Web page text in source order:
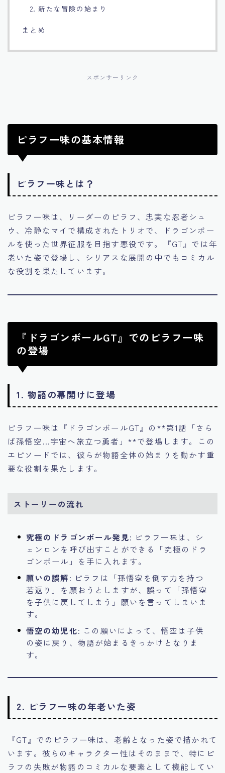
2. 新たな冒険の始まり
まとめ
スポンサーリンク
ピラフ一味の基本情報
ピラフ一味とは？
ピラフ一味は、リーダーのピラフ、忠実な忍者シュ
ウ、冷静なマイで構成されたトリオで、ドラゴンボー
ルを使った世界征服を目指す悪役です。『GT』では年
老いた姿で登場し、シリアスな展開の中でもコミカル
な役割を果たしています。
『ドラゴンボールGT』でのピラフ一味
の登場
1. 物語の幕開けに登場
ピラフ一味は『ドラゴンボールGT』の**第1話「さら
ば孫悟空…宇宙へ旅立つ勇者」**で登場します。この
エピソードでは、彼らが物語全体の始まりを動かす重
要な役割を果たします。
ストーリーの流れ
究極のドラゴンボール発見: ピラフ一味は、シ
ェンロンを呼び出すことができる「究極のドラ
ゴンボール」を手に入れます。
願いの誤解: ピラフは「孫悟空を倒す力を持つ
若返り」を願おうとしますが、誤って「孫悟空
を子供に戻してしまう」願いを言ってしまいま
す。
悟空の幼児化: この願いによって、悟空は子供
の姿に戻り、物語が始まるきっかけとなりま
す。
2. ピラフ一味の年老いた姿
『GT』でのピラフ一味は、老齢となった姿で描かれて
います。彼らのキャラクター性はそのままで、特にピ
ラフの失敗が物語のコミカルな要素として機能してい